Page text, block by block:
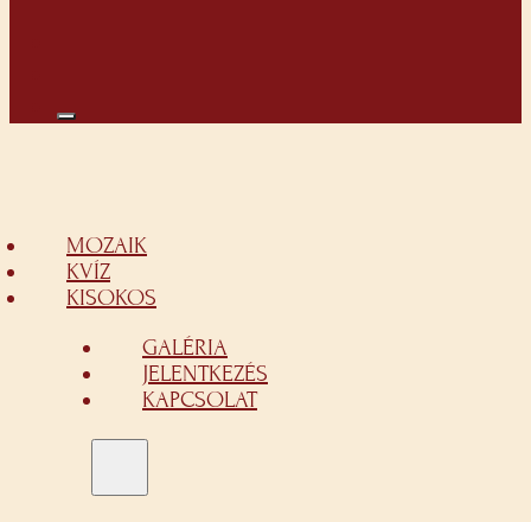
MOZAIK
KVÍZ
KISOKOS
GALÉRIA
JELENTKEZÉS
KAPCSOLAT